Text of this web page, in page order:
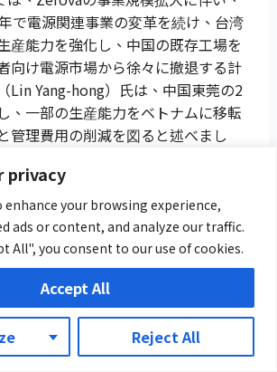
privacy
enhance your browsing experience,
ads or content, and analyze our traffic.
All", you consent to our use of cookies.
Reject All
Accept All
で電源関連事業の変革を続け、台湾
産能力を強化し、中国の既存工場を
向け電源市場から徐々に撤退する計
Lin Yang-hong）氏は、中国東莞の2
、一部の生産能力をベトナムに移転
管理費用の削減を図ると述べまし
では中国系企業との激しい価格競争
。飛宏は、製品構成や顧客構成の調
品種生産モデルへのシフトを図り、
産に焦点を当てる方針です。 詳細に
をご参照ください。 出典: